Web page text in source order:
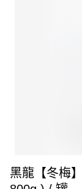
黑龍【冬梅